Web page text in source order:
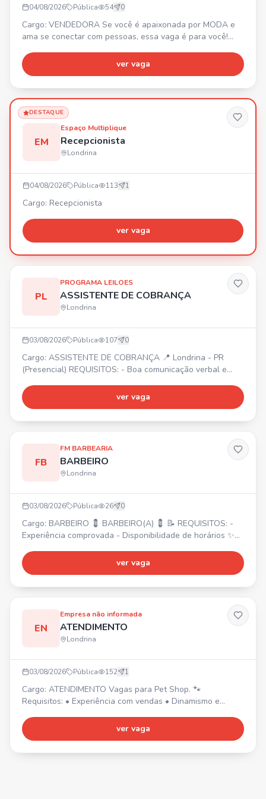
04/08/2026 Pública 54 0
Cargo: VENDEDORA Se você é apaixonada por MODA e
ama se conectar com pessoas, essa vaga é para você!
das tendências. ⚡ Seja proativa, tenha atitude, iniciativa e
goste de fazer acontecer. 👜 Tenha experiência com
simpática e saiba encantar clientes. 📍 Centro de Londrin
ver vaga
DESTAQUE
EM
Espaço Multiplique
Recepcionista
Londrina
04/08/2026 Pública 113 1
Cargo: Recepcionista
ver vaga
PL
PROGRAMA LEILOES
ASSISTENTE DE COBRANÇA
Londrina
03/08/2026 Pública 107 0
Cargo: ASSISTENTE DE COBRANÇA 📍 Londrina - PR
(Presencial) REQUISITOS: - Boa comunicação verbal e
Ensino médio completo - Experiência prévia com cobrança
ou áreas financeiras (desejável) BENEFÍCIOS: - Plano de
ver vaga
FB
FM BARBEARIA
BARBEIRO
Londrina
03/08/2026 Pública 26 0
Cargo: BARBEIRO 💈 BARBEIRO(A) 💈 📝 REQUISITOS: -
Experiência comprovada - Disponibilidade de horários ✨
ótimos ganhos no Shopping Boulevard. 💰 Envie seu
contato!
ver vaga
EN
Empresa não informada
ATENDIMENTO
Londrina
03/08/2026 Pública 152 1
Cargo: ATENDIMENTO Vagas para Pet Shop. 🐾
Requisitos: • Experiência com vendas • Dinamismo e
Proatividade • AMAR ANIMAIS
ver vaga